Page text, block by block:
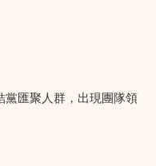
匯聚人群，出現團隊領